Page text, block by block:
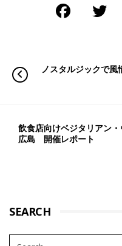
ノスタルジックで風
飲食店向けベジタリアン
広島 開催レポート
SEARCH